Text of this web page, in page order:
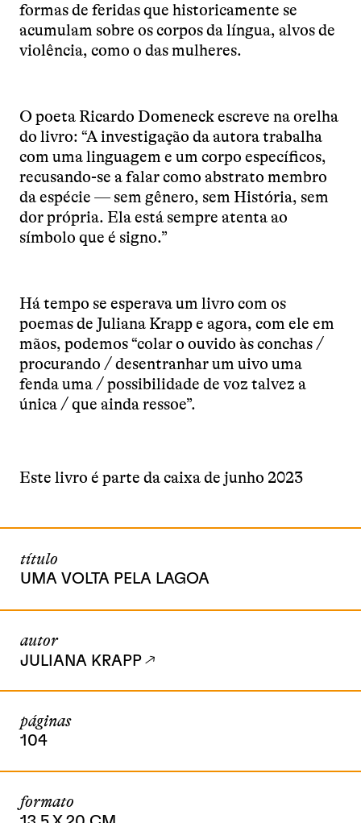
formas de feridas que historicamente se
acumulam sobre os corpos da língua, alvos de
violência, como o das mulheres.
O poeta Ricardo Domeneck escreve na orelha
do livro: “A investigação da autora trabalha
com uma linguagem e um corpo específicos,
recusando-se a falar como abstrato membro
da espécie — sem gênero, sem História, sem
dor própria. Ela está sempre atenta ao
símbolo que é signo.”
Há tempo se esperava um livro com os
poemas de Juliana Krapp e agora, com ele em
mãos, podemos “colar o ouvido às conchas /
procurando / desentranhar um uivo uma
fenda uma / possibilidade de voz talvez a
única / que ainda ressoe”.
Este livro é parte da caixa de junho 2023
título
UMA VOLTA PELA LAGOA
autor
JULIANA KRAPP
páginas
104
formato